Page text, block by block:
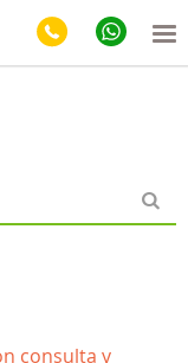
consulta y